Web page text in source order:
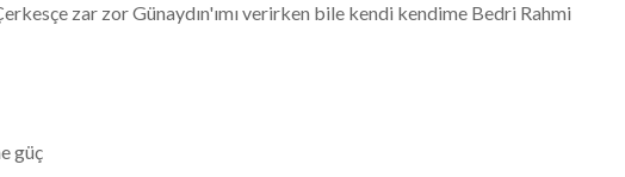
zar zor Günaydın'ımı verirken bile kendi kendime Bedri Rahmi
güç